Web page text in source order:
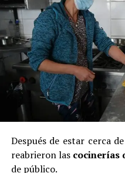
Después de estar cerca
reabrieron las cocinerías
de público.